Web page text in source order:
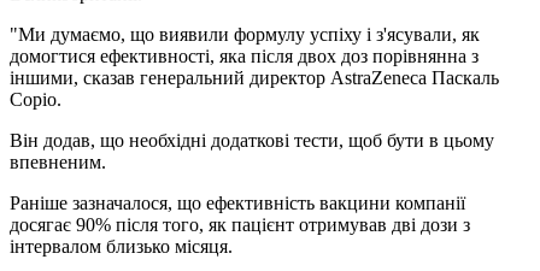
"Ми думаємо, що виявили формулу успіху і з'ясували, як
домогтися ефективності, яка після двох доз порівнянна з
іншими, сказав генеральний директор AstraZeneca Паскаль
Соріо.
Він додав, що необхідні додаткові тести, щоб бути в цьому
впевненим.
Раніше зазначалося, що ефективність вакцини компанії
досягає 90% після того, як пацієнт отримував дві дози з
інтервалом близько місяця.